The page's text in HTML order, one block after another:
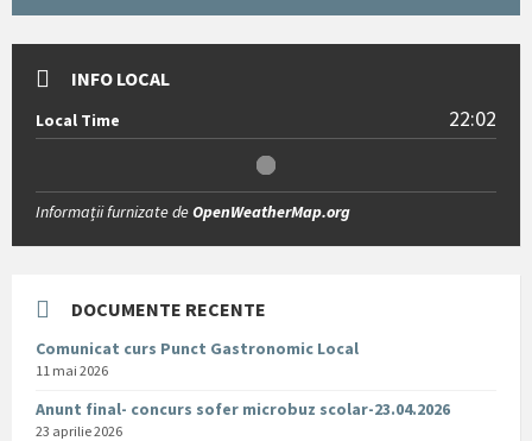
INFO LOCAL
Local Time 22:02
Informații furnizate deOpenWeatherMap.org
DOCUMENTE RECENTE
Comunicat curs Punct Gastronomic Local
11 mai 2026
Anunt final- concurs sofer microbuz scolar-23.04.2026
23 aprilie 2026